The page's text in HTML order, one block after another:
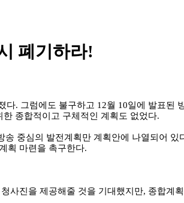
폐기하라!
다. 그럼에도 불구하고 12월 10일에 발표된
종합적이고 구체적인 계획도 없었다.
중심의 발전계획만 계획안에 나열되어 있
획 마련을 촉구한다.
사진을 제공해줄 것을 기대했지만, 종합계